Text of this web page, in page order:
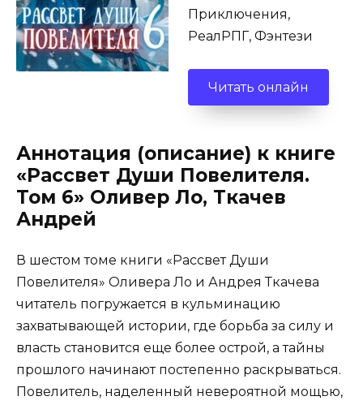
Приключения,
РеалРПГ, Фэнтези
Читать онлайн
Аннотация (описание) к книге
«Рассвет Души Повелителя.
Том 6» Оливер Ло, Ткачев
Андрей
В шестом томе книги «Рассвет Души
Повелителя» Оливера Ло и Андрея Ткачева
читатель погружается в кульминацию
захватывающей истории, где борьба за силу и
власть становится еще более острой, а тайны
прошлого начинают постепенно раскрываться.
Повелитель, наделенный невероятной мощью,